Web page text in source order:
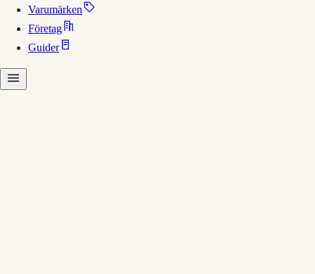
Varumärken
Företag
Guider